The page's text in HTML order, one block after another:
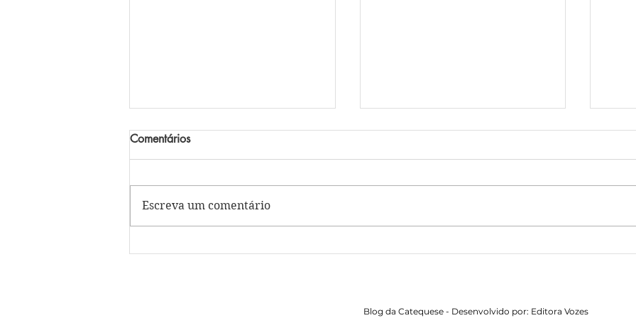
Comentários
Escreva um comentário
Blog da Catequese - Desenvolvido por: Editora Vozes